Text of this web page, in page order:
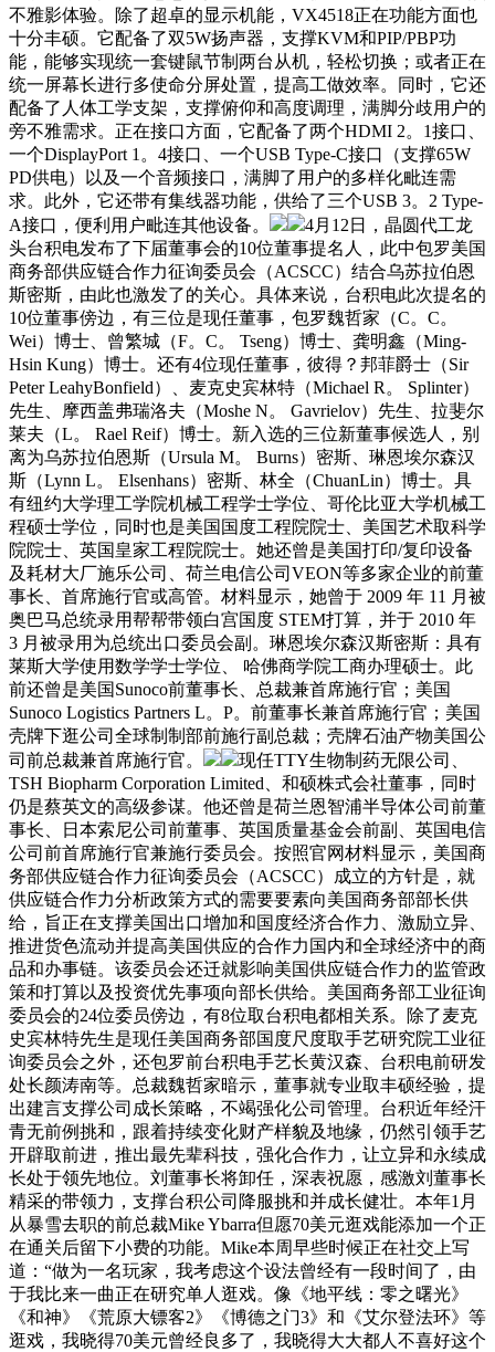
不雅影体验。除了超卓的显示机能，VX4518正在功能方面也
十分丰硕。它配备了双5W扬声器，支撑KVM和PIP/PBP功
能，能够实现统一套键鼠节制两台从机，轻松切换；或者正在
统一屏幕长进行多使命分屏处置，提高工做效率。同时，它还
配备了人体工学支架，支撑俯仰和高度调理，满脚分歧用户的
旁不雅需求。正在接口方面，它配备了两个HDMI 2。1接口、
一个DisplayPort 1。4接口、一个USB Type-C接口（支撑65W
PD供电）以及一个音频接口，满脚了用户的多样化毗连需
求。此外，它还带有集线器功能，供给了三个USB 3。2 Type-
A接口，便利用户毗连其他设备。
4月12日，晶圆代工龙
头台积电发布了下届董事会的10位董事提名人，此中包罗美国
商务部供应链合作力征询委员会（ACSCC）结合乌苏拉伯恩
斯密斯，由此也激发了的关心。具体来说，台积电此次提名的
10位董事傍边，有三位是现任董事，包罗魏哲家（C。C。
Wei）博士、曾繁城（F。C。 Tseng）博士、龚明鑫（Ming-
Hsin Kung）博士。还有4位现任董事，彼得？邦菲爵士（Sir
Peter LeahyBonfield）、麦克史宾林特（Michael R。 Splinter）
先生、摩西盖弗瑞洛夫（Moshe N。 Gavrielov）先生、拉斐尔
莱夫（L。 Rael Reif）博士。新入选的三位新董事候选人，别
离为乌苏拉伯恩斯（Ursula M。 Burns）密斯、琳恩埃尔森汉
斯（Lynn L。 Elsenhans）密斯、林全（ChuanLin）博士。具
有纽约大学理工学院机械工程学士学位、哥伦比亚大学机械工
程硕士学位，同时也是美国国度工程院院士、美国艺术取科学
院院士、英国皇家工程院院士。她还曾是美国打印/复印设备
及耗材大厂施乐公司、荷兰电信公司VEON等多家企业的前董
事长、首席施行官或高管。材料显示，她曾于 2009 年 11 月被
奥巴马总统录用帮帮带领白宫国度 STEM打算，并于 2010 年
3 月被录用为总统出口委员会副。琳恩埃尔森汉斯密斯：具有
莱斯大学使用数学学士学位、 哈佛商学院工商办理硕士。此
前还曾是美国Sunoco前董事长、总裁兼首席施行官；美国
Sunoco Logistics Partners L。P。前董事长兼首席施行官；美国
壳牌下逛公司全球制制部前施行副总裁；壳牌石油产物美国公
司前总裁兼首席施行官。
现任TTY生物制药无限公司、
TSH Biopharm Corporation Limited、和硕株式会社董事，同时
仍是蔡英文的高级参谋。他还曾是荷兰恩智浦半导体公司前董
事长、日本索尼公司前董事、英国质量基金会前副、英国电信
公司前首席施行官兼施行委员会。按照官网材料显示，美国商
务部供应链合作力征询委员会（ACSCC）成立的方针是，就
供应链合作力分析政策方式的需要要素向美国商务部部长供
给，旨正在支撑美国出口增加和国度经济合作力、激励立异、
推进货色流动并提高美国供应的合作力国内和全球经济中的商
品和办事链。该委员会还迁就影响美国供应链合作力的监管政
策和打算以及投资优先事项向部长供给。美国商务部工业征询
委员会的24位委员傍边，有8位取台积电都相关系。除了麦克
史宾林特先生是现任美国商务部国度尺度取手艺研究院工业征
询委员会之外，还包罗前台积电手艺长黄汉森、台积电前研发
处长颜涛南等。总裁魏哲家暗示，董事就专业取丰硕经验，提
出建言支撑公司成长策略，不竭强化公司管理。台积近年经汗
青无前例挑和，跟着持续变化财产样貌及地缘，仍然引领手艺
开辟取前进，推出最先辈科技，强化合作力，让立异和永续成
长处于领先地位。刘董事长将卸任，深表祝愿，感激刘董事长
精采的带领力，支撑台积公司降服挑和并成长健壮。本年1月
从暴雪去职的前总裁Mike Ybarra但愿70美元逛戏能添加一个正
在通关后留下小费的功能。Mike本周早些时候正在社交上写
道：“做为一名玩家，我考虑这个设法曾经有一段时间了，由
于我比来一曲正在研究单人逛戏。像《地平线：零之曙光》
《和神》《荒原大镖客2》《博德之门3》和《艾尔登法环》等
逛戏，我晓得70美元曾经良多了，我晓得大大都人不喜好这个